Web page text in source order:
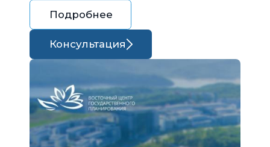
Подробнее
Консультация